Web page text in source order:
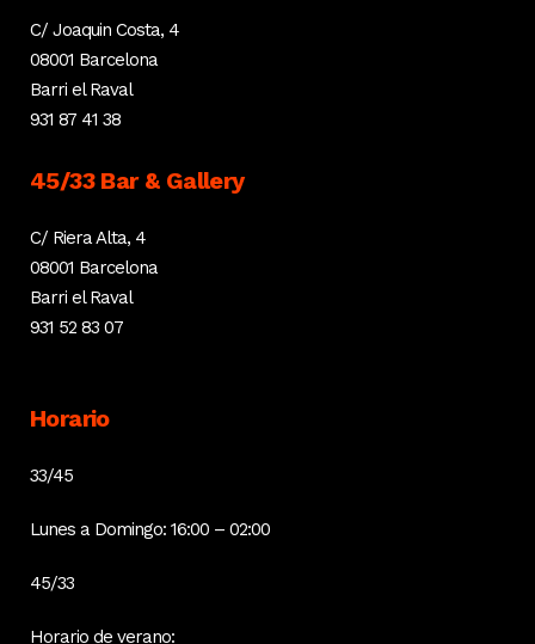
C/ Joaquin Costa, 4
08001 Barcelona
Barri el Raval
931 87 41 38
45/33 Bar & Gallery
C/ Riera Alta, 4
08001 Barcelona
Barri el Raval
931 52 83 07
Horario
33/45
Lunes a Domingo: 16:00 – 02:00
45/33
Horario de verano: